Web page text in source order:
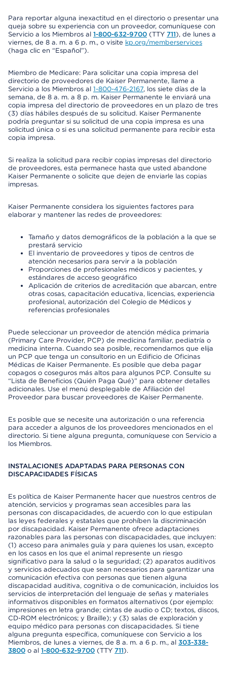
Para reportar alguna inexactitud en el directorio o presentar una
queja sobre su experiencia con un proveedor, comuníquese con
Servicio a los Miembros al 1-800-632-9700 (TTY 711), de lunes a
viernes, de 8 a. m. a 6 p. m., o visite kp.org/memberservices
(haga clic en “Español”).
Miembro de Medicare: Para solicitar una copia impresa del
directorio de proveedores de Kaiser Permanente, llame a
Servicio a los Miembros al 1-800-476-2167, los siete días de la
semana, de 8 a. m. a 8 p. m. Kaiser Permanente le enviará una
copia impresa del directorio de proveedores en un plazo de tres
(3) días hábiles después de su solicitud. Kaiser Permanente
podría preguntar si su solicitud de una copia impresa es una
solicitud única o si es una solicitud permanente para recibir esta
copia impresa.
Si realiza la solicitud para recibir copias impresas del directorio
de proveedores, esta permanece hasta que usted abandone
Kaiser Permanente o solicite que dejen de enviarle las copias
impresas.
Kaiser Permanente considera los siguientes factores para
elaborar y mantener las redes de proveedores:
Tamaño y datos demográficos de la población a la que se
prestará servicio
El inventario de proveedores y tipos de centros de
atención necesarios para servir a la población
Proporciones de profesionales médicos y pacientes, y
estándares de acceso geográfico
Aplicación de criterios de acreditación que abarcan, entre
otras cosas, capacitación educativa, licencias, experiencia
profesional, autorización del Colegio de Médicos y
referencias profesionales
Puede seleccionar un proveedor de atención médica primaria
(Primary Care Provider, PCP) de medicina familiar, pediatría o
medicina interna. Cuando sea posible, recomendamos que elija
un PCP que tenga un consultorio en un Edificio de Oficinas
Médicas de Kaiser Permanente. Es posible que deba pagar
copagos o coseguros más altos para algunos PCP. Consulte su
“Lista de Beneficios (Quién Paga Qué)” para obtener detalles
adicionales. Use el menú desplegable de Afiliación del
Proveedor para buscar proveedores de Kaiser Permanente.
Es posible que se necesite una autorización o una referencia
para acceder a algunos de los proveedores mencionados en el
directorio. Si tiene alguna pregunta, comuníquese con Servicio a
los Miembros.
INSTALACIONES ADAPTADAS PARA PERSONAS CON
DISCAPACIDADES FÍSICAS
Es política de Kaiser Permanente hacer que nuestros centros de
atención, servicios y programas sean accesibles para las
personas con discapacidades, de acuerdo con lo que estipulan
las leyes federales y estatales que prohíben la discriminación
por discapacidad. Kaiser Permanente ofrece adaptaciones
razonables para las personas con discapacidades, que incluyen:
(1) acceso para animales guía y para quienes los usan, excepto
en los casos en los que el animal represente un riesgo
significativo para la salud o la seguridad; (2) aparatos auditivos
y servicios adecuados que sean necesarios para garantizar una
comunicación efectiva con personas que tienen alguna
discapacidad auditiva, cognitiva o de comunicación, incluidos los
servicios de interpretación del lenguaje de señas y materiales
informativos disponibles en formatos alternativos (por ejemplo:
impresiones en letra grande; cintas de audio o CD; textos, discos,
CD-ROM electrónicos; y Braille); y (3) salas de exploración y
equipo médico para personas con discapacidades. Si tiene
alguna pregunta específica, comuníquese con Servicio a los
Miembros, de lunes a viernes, de 8 a. m. a 6 p. m., al 303-338-
3800 o al 1-800-632-9700 (TTY 711).